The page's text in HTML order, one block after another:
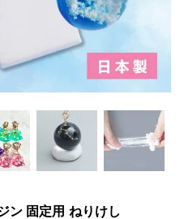
ン 固定用 ねりけし